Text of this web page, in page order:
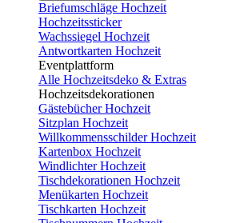
Briefumschläge Hochzeit
Hochzeitssticker
Wachssiegel Hochzeit
Antwortkarten Hochzeit
Eventplattform
Alle Hochzeitsdeko & Extras
Hochzeitsdekorationen
Gästebücher Hochzeit
Sitzplan Hochzeit
Willkommensschilder Hochzeit
Kartenbox Hochzeit
Windlichter Hochzeit
Tischdekorationen Hochzeit
Menükarten Hochzeit
Tischkarten Hochzeit